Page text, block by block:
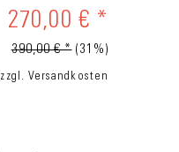
270,00 € *
390,00 € * (31%)
zzgl. Versandkosten